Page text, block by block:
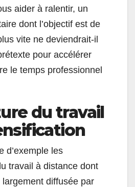
aider à ralentir, un
dont l’objectif est de
vite ne deviendrait-il
pour accélérer
le temps professionnel
du travail
d’exemple les
travail à distance dont
diffusée par